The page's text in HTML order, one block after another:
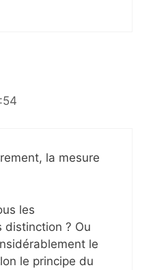
la mesure
les
distinction ? Ou
le
le principe du